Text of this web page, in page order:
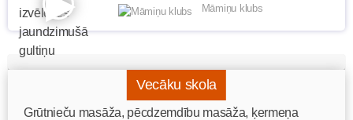
Māmiņu klubs
Vecāku skola
Grūtnieču masāža, pēcdzemdību masāža, ķermeņa